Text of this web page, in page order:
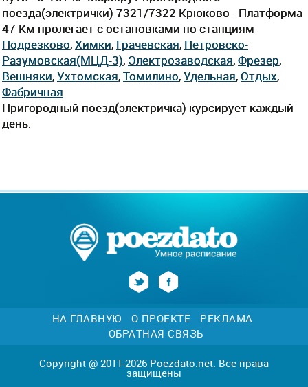
поезда(электрички) 7321/7322 Крюково - Платформа
47 Км пролегает c остановками по станциям
Подрезково,Химки, Грачевская, Петровско-
Разумовская(МЦД-3), Электрозаводская,Фрезер,
Вешняки,Ухтомская,Томилино,Удельная,Отдых,
Фабричная
Пригородный поезд(электричка) курсирует каждый
день.
НА ГЛАВНУЮ О ПРОЕКТЕ
РЕКЛАМА
ОБРАТНАЯ СВЯЗЬ
Copyright @ 2011-2026 Poezdato.net. Все права
защищены